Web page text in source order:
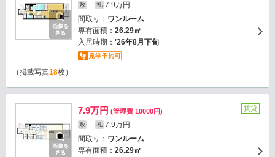
画像を
見る
敷 - 礼 7.9万円
間取り： ワンルーム
専有面積： 26.29㎡
入居時期： '26年8月下旬
（掲載写真18枚）
画像を
見る
7.9万円 (管理費 10000円)
敷 - 礼 7.9万円
間取り： ワンルーム
専有面積： 26.29㎡
賃貸